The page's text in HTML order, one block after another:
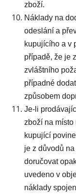
zboží.
Náklady na
odeslání a
kupujícího a v
případě, že je
zvláštního
případné
způsobem
Je-li
zboží na
kupující
je z důvodů
doručovat
uvedeno v
náklady